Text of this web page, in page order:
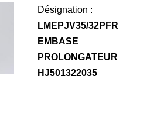
Désignation :
LMEPJV35/32PFR
EMBASE
PROLONGATEUR
HJ501322035